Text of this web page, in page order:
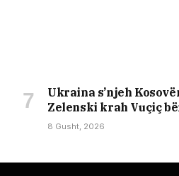
Ukraina s’njeh
Zelenski krah Vuçiç
8 Gusht, 2026